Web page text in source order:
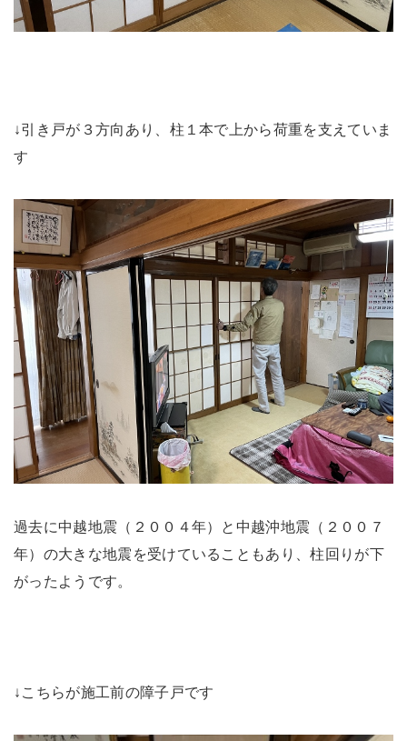
↓引き戸が３方向あり、柱１本で上から荷重を支えていま
す
過去に中越地震（２００４年）と中越沖地震（２００７
年）の大きな地震を受けていることもあり、柱回りが下
がったようです。
↓こちらが施工前の障子戸です